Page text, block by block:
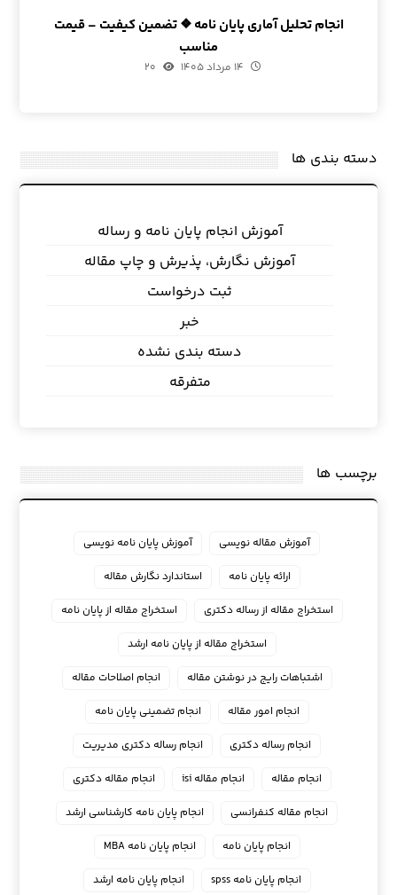
انجام تحلیل آماری پایان نامه ❖ تضمین کیفیت – قیمت
مناسب
۱۴ مرداد ۱۴۰۵ ۲۰
دسته بندی ها
آموزش انجام پایان نامه و رساله
آموزش نگارش، پذیرش و چاپ مقاله
ثبت درخواست
خبر
دسته بندی نشده
متفرقه
برچسب ها
آموزش مقاله نویسی
آموزش پایان نامه نویسی
ارائه پایان نامه
استاندارد نگارش مقاله
استخراج مقاله از رساله دکتری
استخراج مقاله از پایان نامه
استخراج مقاله از پایان نامه ارشد
اشتباهات رایج در نوشتن مقاله
انجام اصلاحات مقاله
انجام امور مقاله
انجام تضمینی پایان نامه
انجام رساله دکتری
انجام رساله دکتری مدیریت
انجام مقاله
انجام مقاله isi
انجام مقاله دکتری
انجام مقاله کنفرانسی
انجام پايان نامه كارشناسي ارشد
انجام پایان نامه
انجام پایان نامه MBA
انجام پایان نامه spss
انجام پایان نامه ارشد